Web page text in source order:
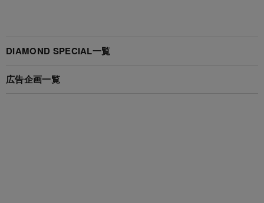
DIAMOND SPECIAL一覧
広告企画一覧